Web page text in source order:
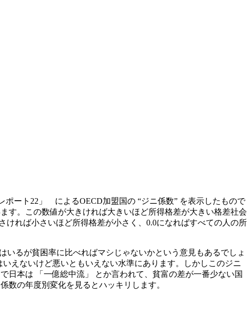
ート22」 によるOECD加盟国の “ジニ係数” を表示したもので
す。この数値が大きければ大きいほど所得格差が大きい格差社会
れば小さいほど所得格差が小さく、0.0になればすべての人の所
るが貧困率に比べればマシじゃないかという意見もあるでしょ
えないけど悪いともいえない水準にあります。しかしこのジニ
日本は 「一億総中流」 とか言われて、貧富の差が一番少ない国
数の年度別変化を見るとハッキリします。